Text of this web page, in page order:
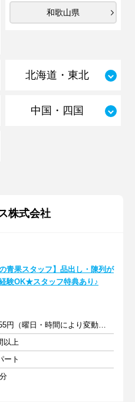
和歌山県
北海道・東北
中国・四国
株式会社
の青果スタッフ】品出し・陳列が
験OK★スタッフ特典あり♪
時給1155～1355円（曜日・時間により変動）+交通費
以上
ート